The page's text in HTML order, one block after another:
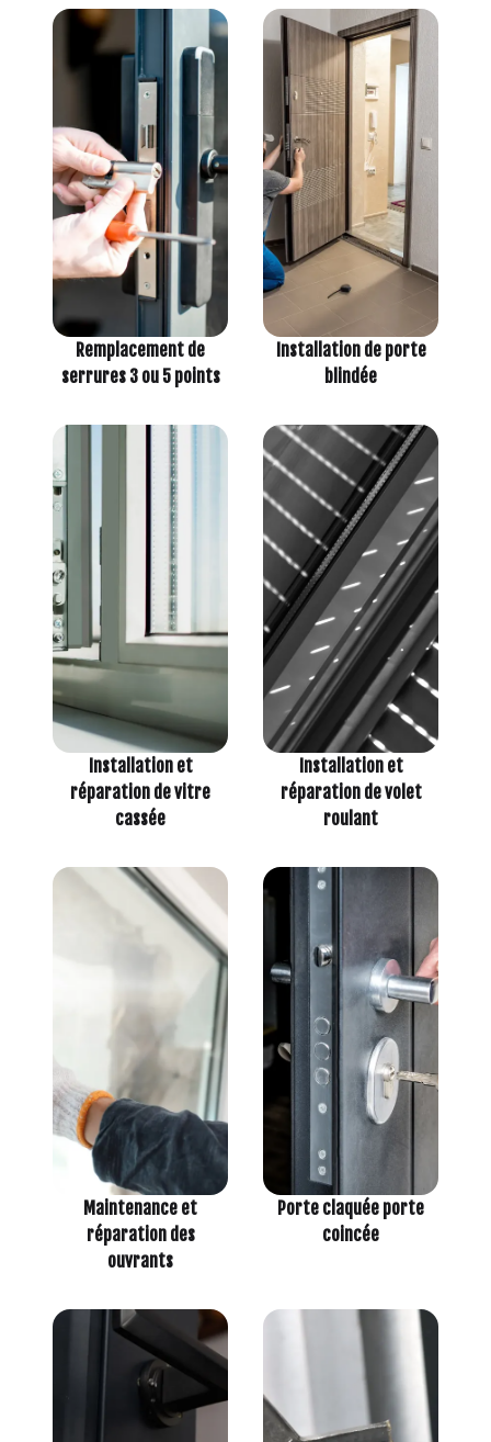
Remplacement de
serrures 3 ou 5 points
Installation de porte
blindée
Installation et
réparation de vitre
cassée
Installation et
réparation de volet
roulant
Maintenance et
réparation des
ouvrants
Porte claquée porte
coincée